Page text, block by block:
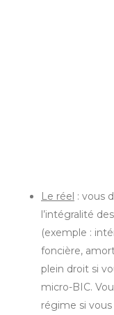
Le réel : vous
l’intégralité
(exemple :
foncière,
plein droit si
micro-BIC.
régime si vous